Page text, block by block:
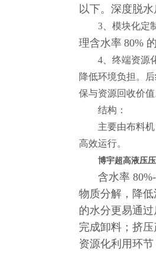
以下。深度脱
3、模块化定
理含水率 80%
4、终端资源
降低环境负担。
保与资源回收价
结构：
主要由布料
高效运行。
博宇超高液压
含水率
物质分解，降
的水分更易通
完成卸料；挤
资源化利用环